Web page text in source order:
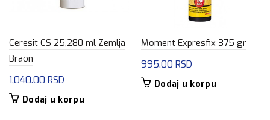
Ceresit CS 25,280 ml Zemlja
Braon
1,040.00 RSD
Dodaj u korpu
Moment Expresfix 375 gr
995.00 RSD
Dodaj u korpu